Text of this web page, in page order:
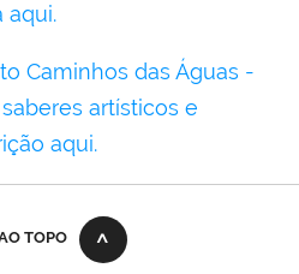
aqui.
Caminhos das Águas -
artísticos e
aqui.
TOPO